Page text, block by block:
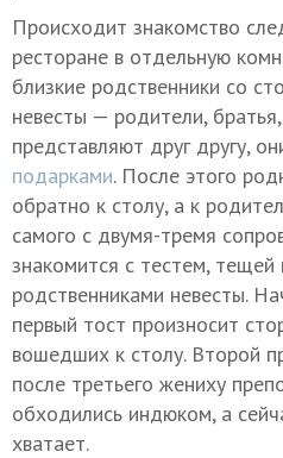
Происходит знакомство
ресторане в отдельную
близкие родственники со
невесты — родители,
представляют друг другу,
подарками. После этого
обратно к столу, а к
самого с двумя-тремя
знакомится с тестем,
родственниками невесты.
первый тост произносит
вошедших к столу. Второй
после третьего жениху
обходились индюком, а
хватает.